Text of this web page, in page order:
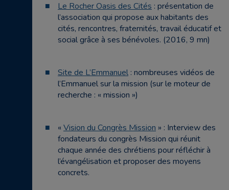
Le Rocher Oasis des Cités : présentation de
l’association qui propose aux habitants des
cités, rencontres, fraternités, travail éducatif et
social grâce à ses bénévoles. (2016, 9 mn)
Site de L’Emmanuel : nombreuses vidéos de
l’Emmanuel sur la mission (sur le moteur de
recherche : « mission »)
« Vision du Congrès Mission » : Interview des
fondateurs du congrès Mission qui réunit
chaque année des chrétiens pour réfléchir à
l’évangélisation et proposer des moyens
concrets.